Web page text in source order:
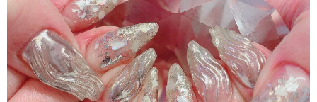
近くのサロンを探す
現在地から探す